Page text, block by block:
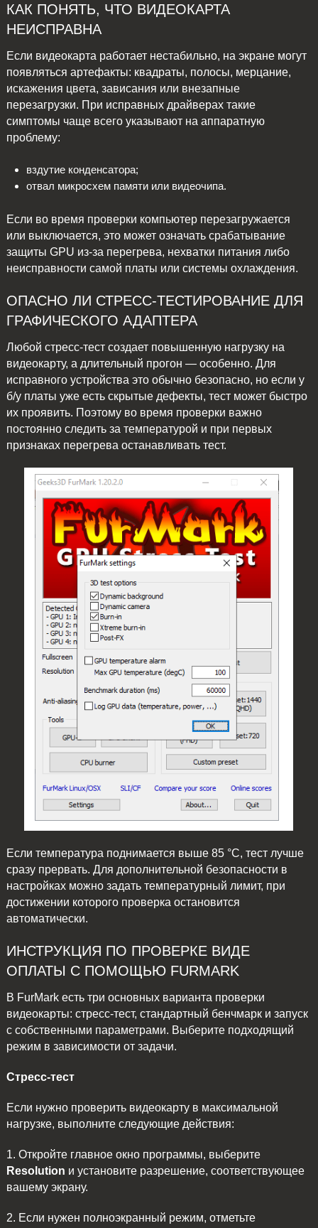
КАК ПОНЯТЬ, ЧТО ВИДЕОКАРТА
НЕИСПРАВНА
Если видеокарта работает нестабильно, на экране могут
появляться артефакты: квадраты, полосы, мерцание,
искажения цвета, зависания или внезапные
перезагрузки. При исправных драйверах такие
симптомы чаще всего указывают на аппаратную
проблему:
вздутие конденсатора;
отвал микросхем памяти или видеочипа.
Если во время проверки компьютер перезагружается
или выключается, это может означать срабатывание
защиты GPU из-за перегрева, нехватки питания либо
неисправности самой платы или системы охлаждения.
ОПАСНО ЛИ СТРЕСС-ТЕСТИРОВАНИЕ ДЛЯ
ГРАФИЧЕСКОГО АДАПТЕРА
Любой стресс-тест создает повышенную нагрузку на
видеокарту, а длительный прогон — особенно. Для
исправного устройства это обычно безопасно, но если у
б/у платы уже есть скрытые дефекты, тест может быстро
их проявить. Поэтому во время проверки важно
постоянно следить за температурой и при первых
признаках перегрева останавливать тест.
Если температура поднимается выше 85 °C, тест лучше
сразу прервать. Для дополнительной безопасности в
настройках можно задать температурный лимит, при
достижении которого проверка остановится
автоматически.
ИНСТРУКЦИЯ ПО ПРОВЕРКЕ ВИДЕ
ОПЛАТЫ С ПОМОЩЬЮ FURMARK
В FurMark есть три основных варианта проверки
видеокарты: стресс-тест, стандартный бенчмарк и запуск
с собственными параметрами. Выберите подходящий
режим в зависимости от задачи.
Стресс-тест
Если нужно проверить видеокарту в максимальной
нагрузке, выполните следующие действия:
1. Откройте главное окно программы, выберите
Resolution и установите разрешение, соответствующее
вашему экрану.
2. Если нужен полноэкранный режим, отметьте